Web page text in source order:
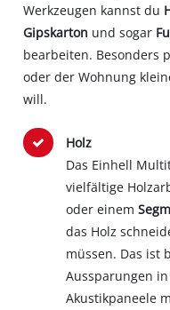
Werkzeugen kannst du
Gipskarton und sogar
bearbeiten. Besonders
oder der Wohnung
will.
Holz
Das Einhell
vielfältige
oder einem
das Holz
müssen. Das ist
Aussparungen
Akustikpaneele